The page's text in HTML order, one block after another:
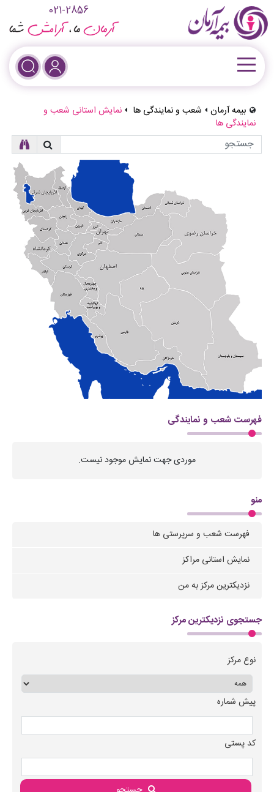
021-2856
بیمه آرمان شعب و نمایندگی ها
نمایش استانی شعب و
نمایندگی ها
فهرست شعب و نمایندگی
موردی جهت نمایش موجود نیست.
منو
فهرست شعب و سرپرستی ها
نمایش استانی مراکز
نزدیکترین مرکز به من
جستجوی نزدیکترین مرکز
نوع مرکز
پیش شماره
کد پستی